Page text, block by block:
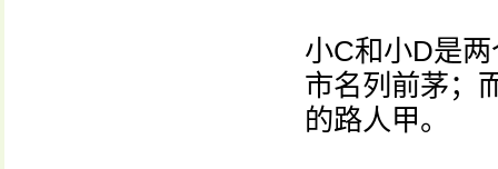
小C和小D是
市名列前茅；
的路人甲。